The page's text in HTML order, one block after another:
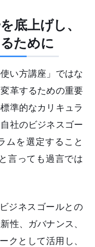
底上げし、
ために
い方講座」ではな
革するための重要
準的なカリキュラ
社のビジネスゴー
ムを選定すること
言っても過言では
ジネスゴールとの
性、ガバナンス、
クとして活用し、